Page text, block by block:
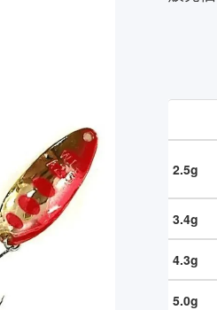
2.5g
3.4g
4.3g
5.0g